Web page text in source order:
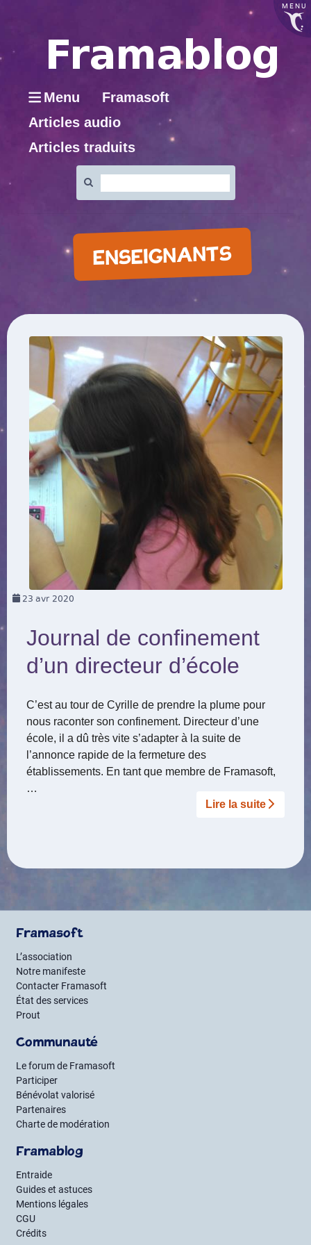
MENU
Menu
Framasoft
Articles audio
Articles traduits
:
ENSEIGNANTS
23 avr 2020
Journal de confinement
d’un directeur d’école
C’est au tour de Cyrille de prendre la plume pour
nous raconter son confinement. Directeur d’une
école, il a dû très vite s’adapter à la suite de
l’annonce rapide de la fermeture des
établissements. En tant que membre de Framasoft,
…
Lire la suite­­
Framasoft
L’association
Notre manifeste
Contacter Framasoft
État des services
Prout
Communauté
Le forum de Framasoft
Participer
Bénévolat valorisé
Partenaires
Charte de modération
Framablog
Entraide
Guides et astuces
Mentions légales
CGU
Crédits